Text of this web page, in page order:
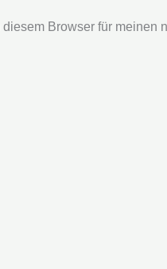
Browser für meinen